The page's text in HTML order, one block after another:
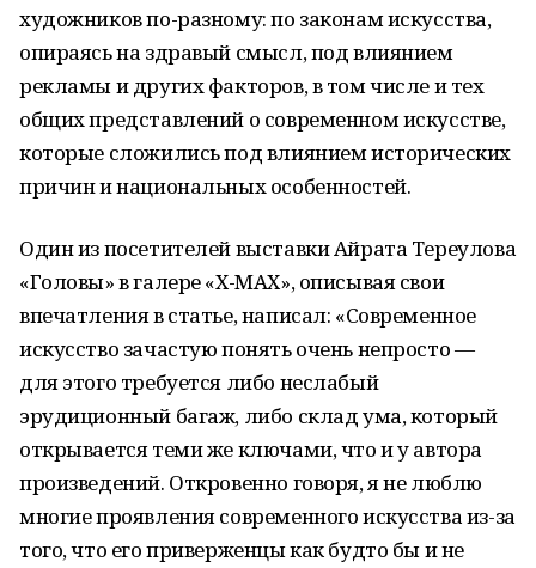
художников по-разному: по законам искусства,
опираясь на здравый смысл, под влиянием
рекламы и других факторов, в том числе и тех
общих представлений о современном искусстве,
которые сложились под влиянием исторических
причин и национальных особенностей.
Один из посетителей выставки Айрата Тереулова
«Головы» в галере «Х-МАХ», описывая свои
впечатления в статье, написал: «Современное
искусство зачастую понять очень непросто —
для этого требуется либо неслабый
эрудиционный багаж, либо склад ума, который
открывается теми же ключами, что и у автора
произведений. Откровенно говоря, я не люблю
многие проявления современного искусства из-за
того, что его приверженцы как будто бы и не